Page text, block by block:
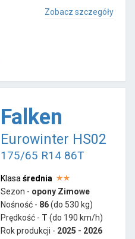
Zobacz szczegóły
Falken
Eurowinter HS02
175/65 R14 86T
Klasa średnia
Sezon - opony Zimowe
Nośność - 86(do 530 kg)
Prędkość - T (do 190 km/h)
Rok produkcji - 2025 - 2026